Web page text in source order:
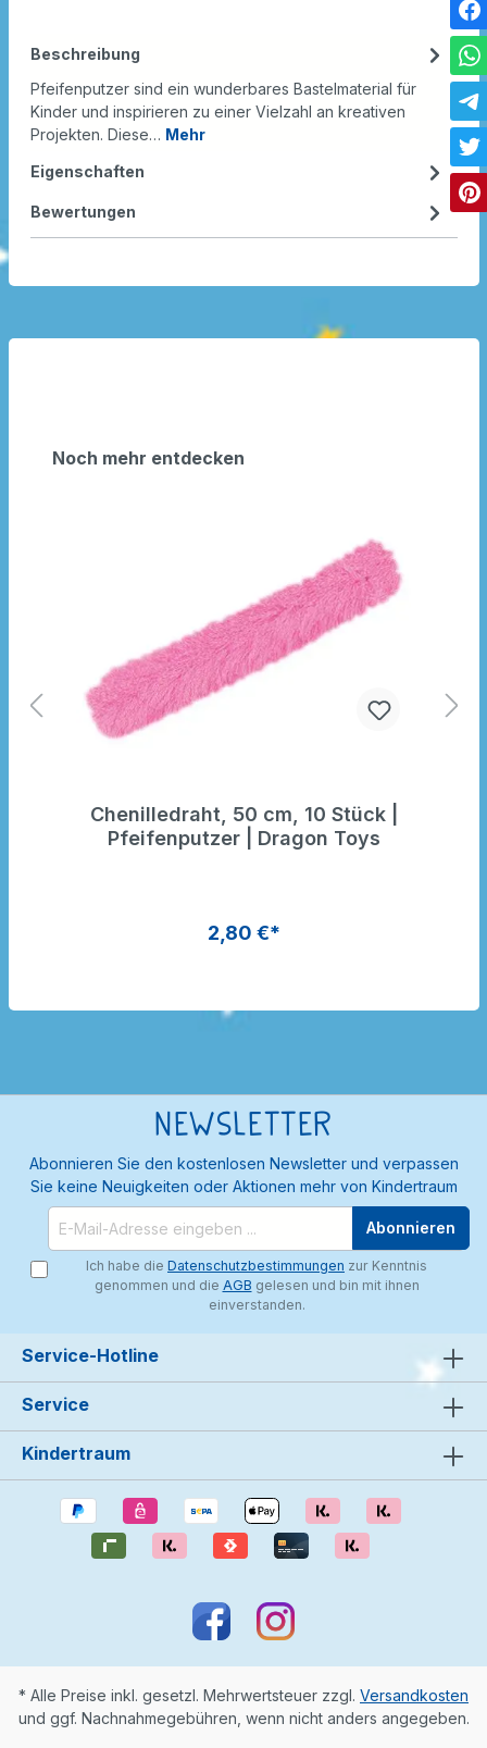
Beschreibung
Pfeifenputzer sind ein wunderbares Bastelmaterial für
Kinder und inspirieren zu einer Vielzahl an kreativen
Projekten. Diese… Mehr
Eigenschaften
Bewertungen
Noch mehr entdecken
Chenilledraht, 50 cm, 10 Stück |
Pfeifenputzer | Dragon Toys
2,80 €*
Newsletter
Abonnieren Sie den kostenlosen Newsletter und verpassen
Sie keine Neuigkeiten oder Aktionen mehr von Kindertraum
Abonnieren
Ich habe die Datenschutzbestimmungen zur Kenntnis
genommen und die AGB gelesen und bin mit ihnen
einverstanden.
Service-Hotline
Service
Kindertraum
* Alle Preise inkl. gesetzl. Mehrwertsteuer zzgl. Versandkosten
und ggf. Nachnahmegebühren, wenn nicht anders angegeben.